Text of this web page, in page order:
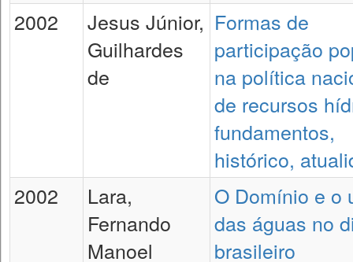
2002
Jesus Júnior,
Guilhardes
de
Formas de
participação
na política
de recursos
fundamentos,
histórico,
2002
Lara,
Fernando
Manoel
O Domínio e o
das águas no
brasileiro